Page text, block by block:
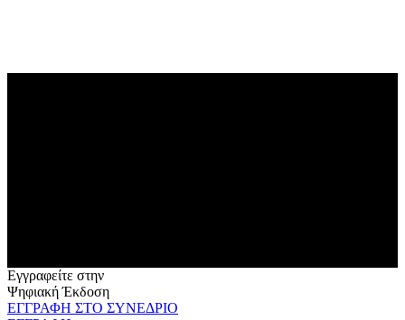
Εγγραφείτε στην
Ψηφιακή Έκδοση
ΕΓΓΡΑΦΗ ΣΤΟ ΣΥΝΕΔΡΙΟ